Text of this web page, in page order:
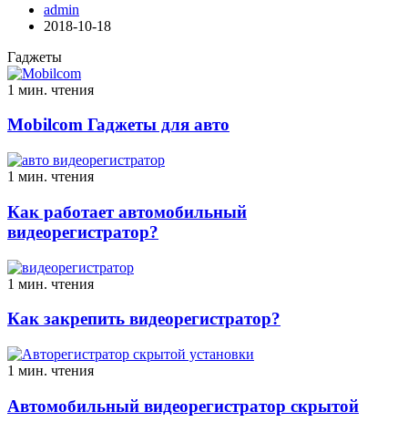
admin
2018-10-18
Гаджеты
1 мин. чтения
Mobilcom Гаджеты для авто
1 мин. чтения
Как работает автомобильный
видеорегистратор?
1 мин. чтения
Как закрепить видеорегистратор?
1 мин. чтения
Автомобильный видеорегистратор скрытой